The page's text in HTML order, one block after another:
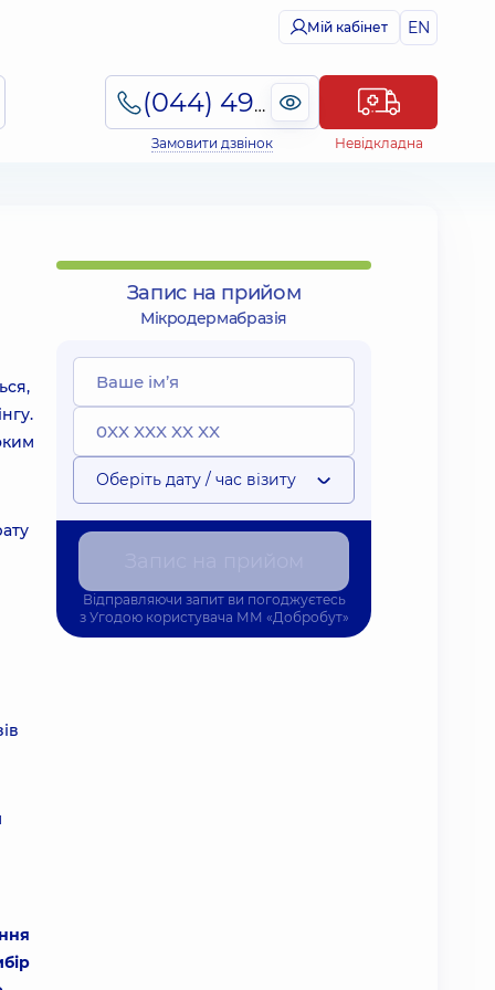
Мій кабінет EN
(044) 495-2-888
Замовити дзвінок Невідкладна
Запис на прийом
Мікродермабразія
Оберіть дату / час візиту
Відправляючи запит ви погоджуєтесь
з Угодою користувача ММ «Добробут»